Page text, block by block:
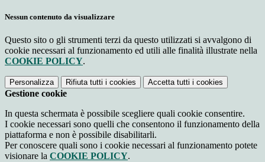
Nessun contenuto da visualizzare
Questo sito o gli strumenti terzi da questo utilizzati si avvalgono di
cookie necessari al funzionamento ed utili alle finalità illustrate nella
COOKIE POLICY.
Personalizza Rifiuta tutti i cookies Accetta tutti i cookies
Gestione cookie
In questa schermata è possibile scegliere quali cookie consentire.
I cookie necessari sono quelli che consentono il funzionamento della
piattaforma e non è possibile disabilitarli.
Per conoscere quali sono i cookie necessari al funzionamento potete
visionare la COOKIE POLICY.